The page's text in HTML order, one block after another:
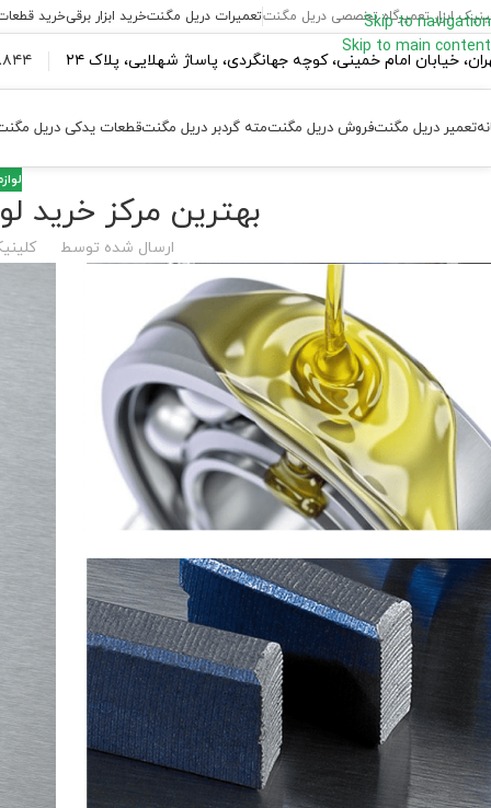
Skip to navigation
Skip to main content
ابزار تعمیرگاه تخصصی دریل مگنتتعمیرات دریل مگنتخرید ابزار برقیخرید
خیابان امام خمینی، کوچه جهانگردی، پاساژ شهلایی، پلاک ۲۴ ۸۸۴۴ ۱۸۴ –
تعمیر دریل مگنتفروش دریل مگنتمته گردبر دریل مگنتقطعات یدکی دریل
بهترین مرکز خرید
ارسال شده توسط